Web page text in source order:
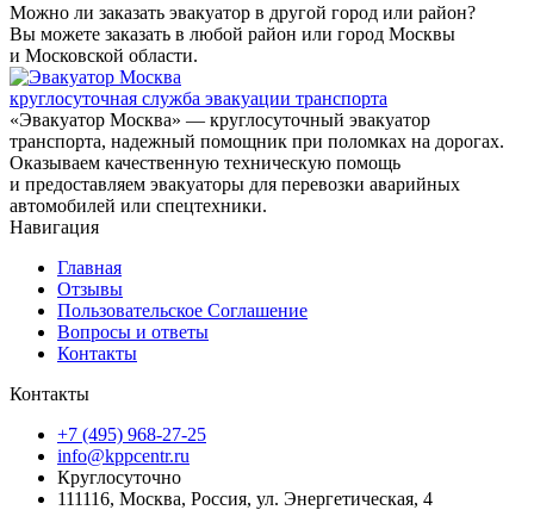
Можно ли заказать эвакуатор в другой город или район?
Вы можете заказать в любой район или город Москвы
и Московской области.
круглосуточная служба эвакуации транспорта
«Эвакуатор Москва» — круглосуточный эвакуатор
транспорта, надежный помощник при поломках на дорогах.
Оказываем качественную техническую помощь
и предоставляем эвакуаторы для перевозки аварийных
автомобилей или спецтехники.
Навигация
Главная
Отзывы
Пользовательское Соглашение
Вопросы и ответы
Контакты
Контакты
+7 (495) 968-27-25
info@kppcentr.ru
Круглосуточно
111116, Москва, Россия, ул. Энергетическая, 4